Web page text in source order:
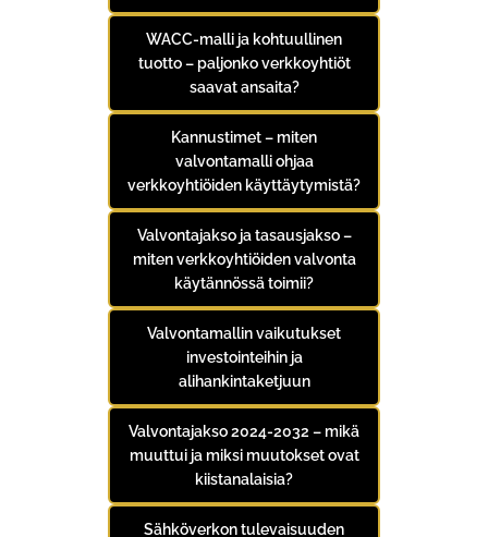
WACC-malli ja kohtuullinen
tuotto – paljonko verkkoyhtiöt
saavat ansaita?
Kannustimet – miten
valvontamalli ohjaa
verkkoyhtiöiden käyttäytymistä?
Valvontajakso ja tasausjakso –
miten verkkoyhtiöiden valvonta
käytännössä toimii?
Valvontamallin vaikutukset
investointeihin ja
alihankintaketjuun
Valvontajakso 2024-2032 – mikä
muuttui ja miksi muutokset ovat
kiistanalaisia?
Sähköverkon tulevaisuuden